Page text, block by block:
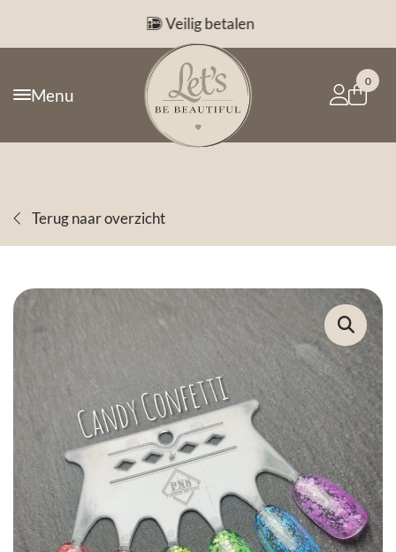
Veilig betalen
Menu
0
Terug naar overzicht